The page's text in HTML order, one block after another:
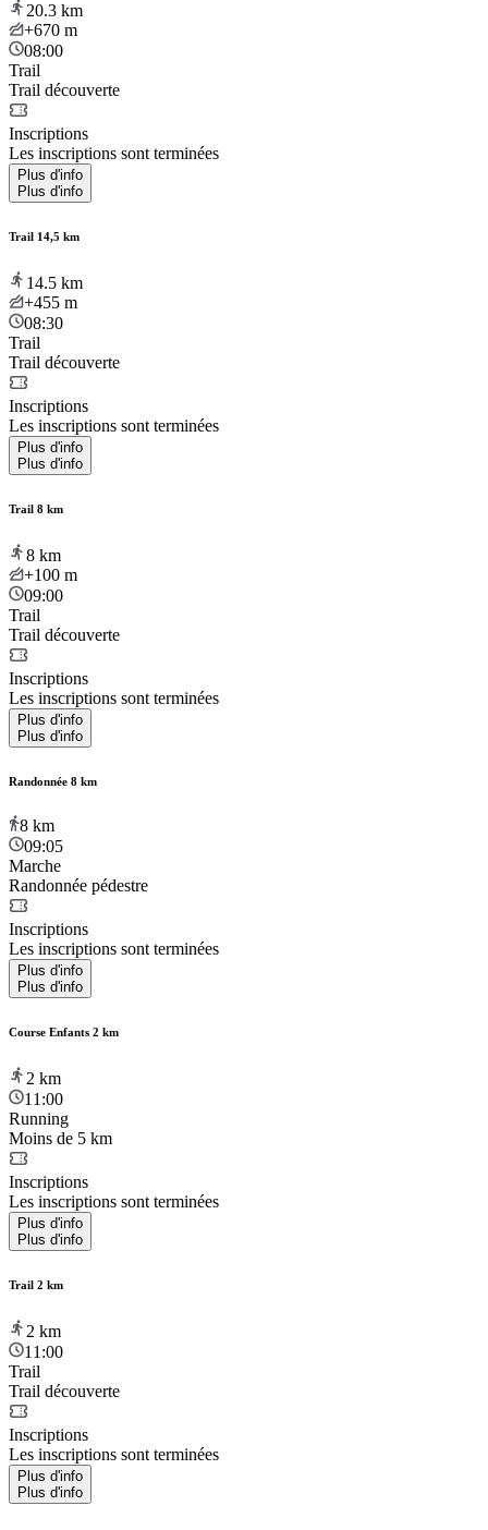
20.3 km
+670 m
08:00
Trail
Trail découverte
Inscriptions
Les inscriptions sont terminées
Plus d'info
Plus d'info
Trail 14,5 km
14.5 km
+455 m
08:30
Trail
Trail découverte
Inscriptions
Les inscriptions sont terminées
Plus d'info
Plus d'info
Trail 8 km
8 km
+100 m
09:00
Trail
Trail découverte
Inscriptions
Les inscriptions sont terminées
Plus d'info
Plus d'info
Randonnée 8 km
8 km
09:05
Marche
Randonnée pédestre
Inscriptions
Les inscriptions sont terminées
Plus d'info
Plus d'info
Course Enfants 2 km
2 km
11:00
Running
Moins de 5 km
Inscriptions
Les inscriptions sont terminées
Plus d'info
Plus d'info
Trail 2 km
2 km
11:00
Trail
Trail découverte
Inscriptions
Les inscriptions sont terminées
Plus d'info
Plus d'info